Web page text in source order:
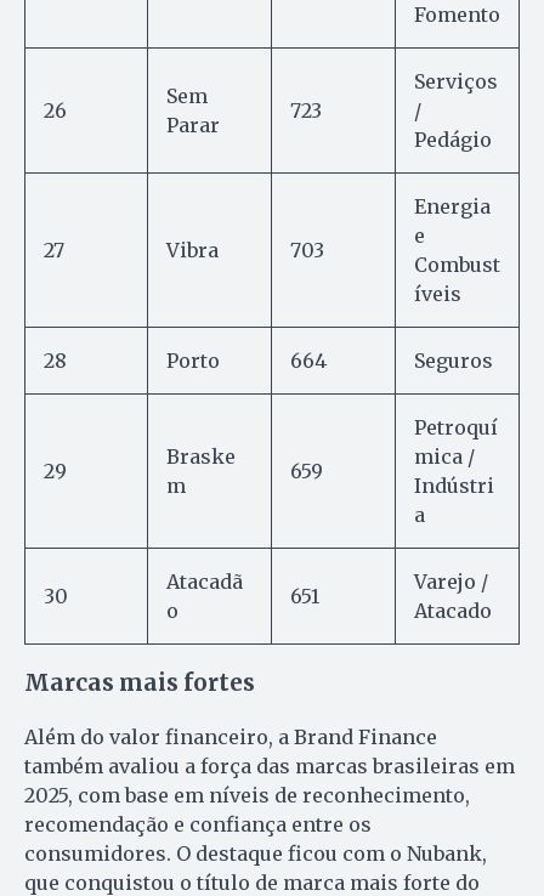
Fomento
26
Sem
Parar
723
Serviços
/
Pedágio
27 Vibra 703
Energia
e
Combust
íveis
28 Porto 664 Seguros
29
Braske
m
659
Petroquí
mica /
Indústri
a
30
Atacadã
o
651
Varejo /
Atacado
Marcas mais fortes
Além do valor financeiro, a Brand Finance
também avaliou a força das marcas brasileiras em
2025, com base em níveis de reconhecimento,
recomendação e confiança entre os
consumidores. O destaque ficou com o Nubank,
que conquistou o título de marca mais forte do